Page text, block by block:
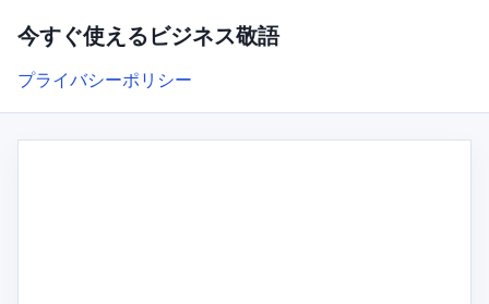
今すぐ使えるビジネス敬語
プライバシーポリシー